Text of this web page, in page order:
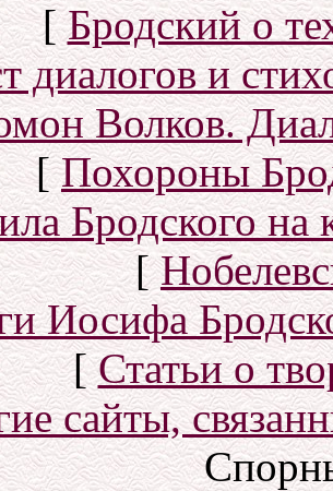
[Бродский о
диалогов и
Волков.
[Похороны
Бродского
[
Иосифа
[Статьи о
сайты,